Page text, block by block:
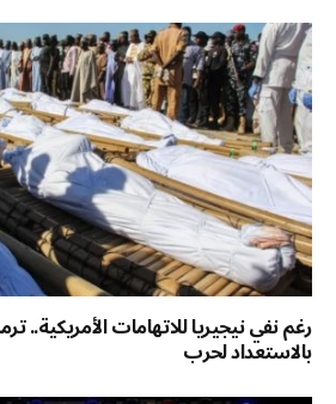
رغم نفي نيجيريا للاتهامات الأمريكية..
بالاستعداد لحرب